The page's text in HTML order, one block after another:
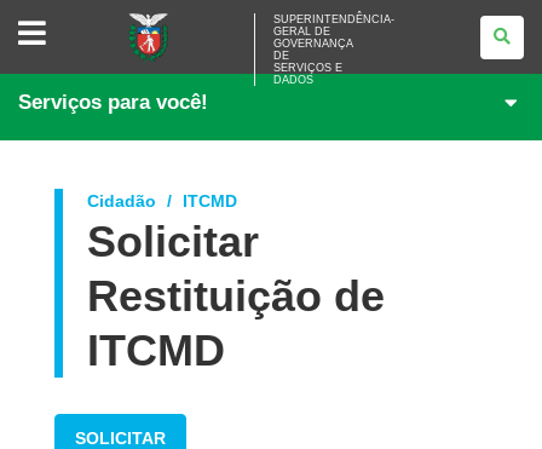
SUPERINTENDÊNCIA-
<BR>GOVERNANÇA
SERVIÇOS
DADOS
SUPERINTENDÊNCIA-
GERAL DE
GOVERNANÇA
DE
SERVIÇOS E
DADOS
Serviços para você!
Cidadão ITCMD
Solicitar
Restituição de
ITCMD
SOLICITAR